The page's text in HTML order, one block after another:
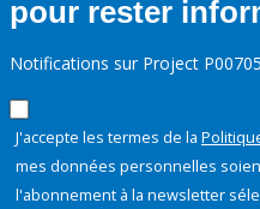
pour rester
Notifications sur Project
J'accepte les termes de la
mes données personnelles
l'abonnement à la newsletter